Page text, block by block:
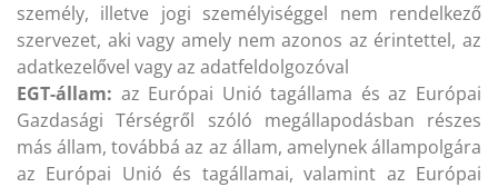
személy, illetve jogi személyiséggel nem rendelkező
szervezet, aki vagy amely nem azonos az érintettel, az
adatkezelővel vagy az adatfeldolgozóval
EGT-állam: az Európai Unió tagállama és az Európai
Gazdasági Térségről szóló megállapodásban részes
más állam, továbbá az az állam, amelynek állampolgára
az Európai Unió és tagállamai, valamint az Európai